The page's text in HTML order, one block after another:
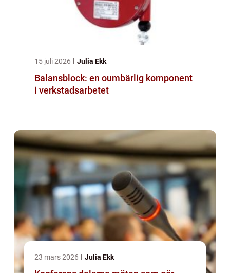
15 juli 2026 Julia Ekk
Balansblock: en oumbärlig komponent
i verkstadsarbetet
23 mars 2026 Julia Ekk